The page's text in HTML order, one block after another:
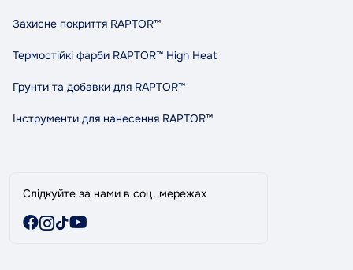
Політика конфіденційності
Правила та умови користування
Індикативний розхід RAPTOR
Виробники
Захисне покриття RAPTOR™
Термостійкі фарби RAPTOR™ High Heat
Грунти та добавки для RAPTOR™
Інструменти для нанесення RAPTOR™
Слідкуйте за нами в соц. мережах